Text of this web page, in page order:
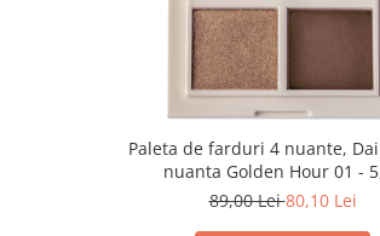
Paleta de farduri 4 nuante,
nuanta Golden Hour 01 -
89,00 Lei80,10 Lei